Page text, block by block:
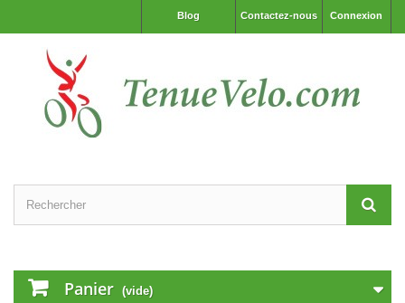
Connexion
Contactez-nous
Blog
Panier (vide)